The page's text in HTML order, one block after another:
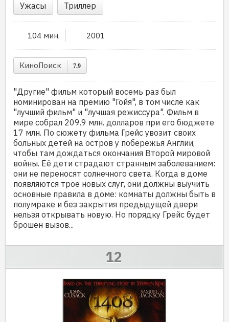
Ужасы Триллер
104 мин. 2001
КиноПоиск 7.9
"Другие" фильм который восемь раз был
номинирован на премию "Гойя", в том числе как
"лучший фильм" и "лучшая режиссура". Фильм в
мире собрал 209.9 млн. долларов при его бюджете
17 млн. По сюжету фильма Грейс увозит своих
больных детей на остров у побережья Англии,
чтобы там дождаться окончания Второй мировой
войны. Её дети страдают странным заболеванием:
они не переносят солнечного света. Когда в доме
появляются трое новых слуг, они должны выучить
основные правила в доме: комнаты должны быть в
полумраке и без закрытия предыдущей двери
нельзя открывать новую. Но порядку Грейс будет
брошен вызов...